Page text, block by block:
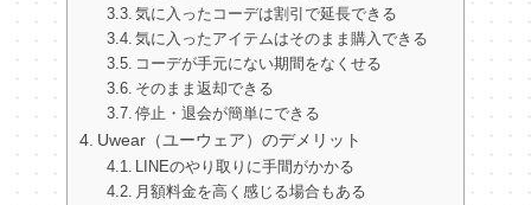
気に入ったコーデは割引で延長できる
気に入ったアイテムはそのまま購入できる
コーデが手元にない期間をなくせる
そのまま返却できる
停止・退会が簡単にできる
Uwear（ユーウェア）のデメリット
LINEのやり取りに手間がかかる
月額料金を高く感じる場合もある